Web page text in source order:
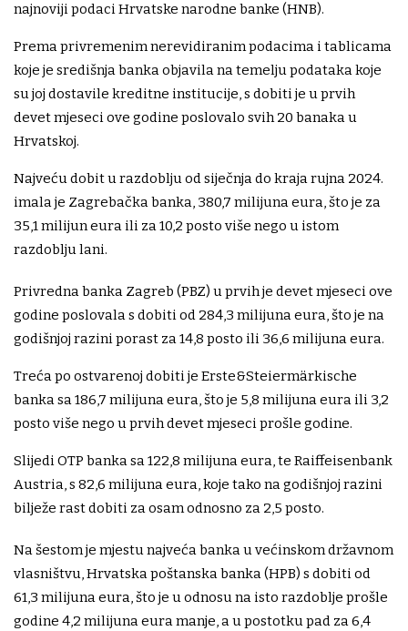
najnoviji podaci Hrvatske narodne banke (HNB).
Prema privremenim nerevidiranim podacima i tablicama
koje je središnja banka objavila na temelju podataka koje
su joj dostavile kreditne institucije, s dobiti je u prvih
devet mjeseci ove godine poslovalo svih 20 banaka u
Hrvatskoj.
Najveću dobit u razdoblju od siječnja do kraja rujna 2024.
imala je Zagrebačka banka, 380,7 milijuna eura, što je za
35,1 milijun eura ili za 10,2 posto više nego u istom
razdoblju lani.
Privredna banka Zagreb (PBZ) u prvih je devet mjeseci ove
godine poslovala s dobiti od 284,3 milijuna eura, što je na
godišnjoj razini porast za 14,8 posto ili 36,6 milijuna eura.
Treća po ostvarenoj dobiti je Erste&Steiermärkische
banka sa 186,7 milijuna eura, što je 5,8 milijuna eura ili 3,2
posto više nego u prvih devet mjeseci prošle godine.
Slijedi OTP banka sa 122,8 milijuna eura, te Raiffeisenbank
Austria, s 82,6 milijuna eura, koje tako na godišnjoj razini
bilježe rast dobiti za osam odnosno za 2,5 posto.
Na šestom je mjestu najveća banka u većinskom državnom
vlasništvu, Hrvatska poštanska banka (HPB) s dobiti od
61,3 milijuna eura, što je u odnosu na isto razdoblje prošle
godine 4,2 milijuna eura manje, a u postotku pad za 6,4